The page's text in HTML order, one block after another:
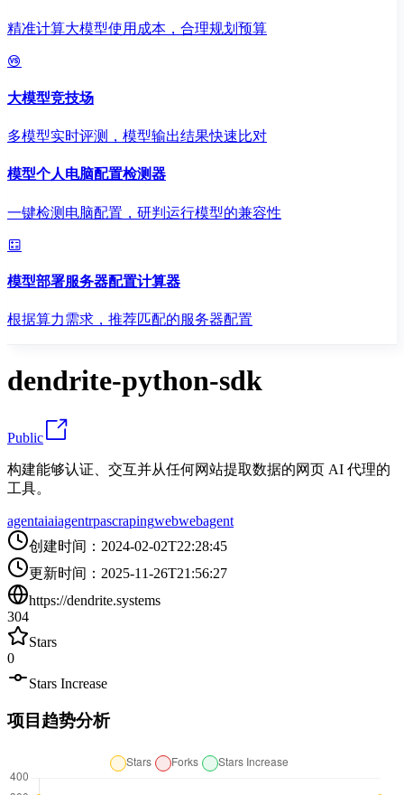
精准计算大模型使用成本，合理规划预算
大模型竞技场
多模型实时评测，模型输出结果快速比对
模型个人电脑配置检测器
一键检测电脑配置，研判运行模型的兼容性
模型部署服务器配置计算器
根据算力需求，推荐匹配的服务器配置
dendrite-python-sdk
Public
构建能够认证、交互并从任何网站提取数据的网页 AI 代理的
工具。
agentaiaiagentrpascrapingwebwebagent
创建时间 ： 2024-02-02T22:28:45
更新时间 ： 2025-11-26T21:56:27
https://dendrite.systems
304
Stars
0
Stars Increase
项目趋势分析